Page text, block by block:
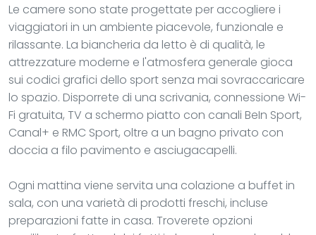
Le camere sono state progettate per accogliere i
viaggiatori in un ambiente piacevole, funzionale e
rilassante. La biancheria da letto è di qualità, le
attrezzature moderne e l'atmosfera generale gioca
sui codici grafici dello sport senza mai sovraccaricare
lo spazio. Disporrete di una scrivania, connessione Wi-
Fi gratuita, TV a schermo piatto con canali BeIn Sport,
Canal+ e RMC Sport, oltre a un bagno privato con
doccia a filo pavimento e asciugacapelli.
Ogni mattina viene servita una colazione a buffet in
sala, con una varietà di prodotti freschi, incluse
preparazioni fatte in casa. Troverete opzioni